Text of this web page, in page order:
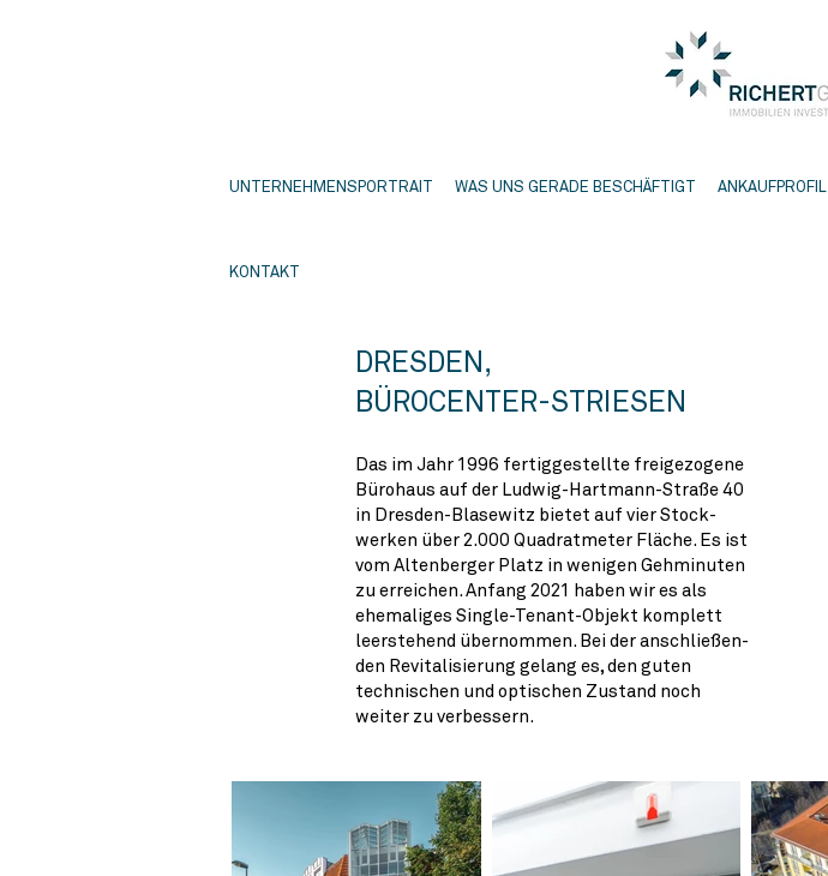
UNTERNEHMENSPORTRAIT WAS UNS GERADE BESCHÄFTIGT ANKAUFPROFIL
KONTAKT
DRESDEN,
BÜROCENTER-STRIESEN
Das im Jahr 1996 fertiggestellte freigezogene
Bürohaus auf der Ludwig-Hartmann-Straße 40
in Dresden-Blasewitz bietet auf vier Stock-
werken über 2.000 Quadratmeter Fläche. Es ist
vom Altenberger Platz in wenigen Gehminuten
zu erreichen. Anfang 2021 haben wir es als
ehemaliges Single-Tenant-Objekt komplett
leerstehend übernommen. Bei der anschließen-
den Revitalisierung gelang es, den guten
technischen und optischen Zustand noch
weiter zu verbessern.